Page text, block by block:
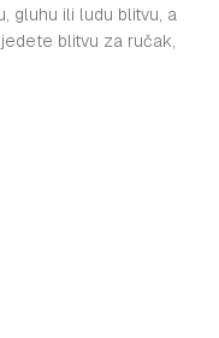
gluhu ili ludu blitvu, a
blitvu za ručak,